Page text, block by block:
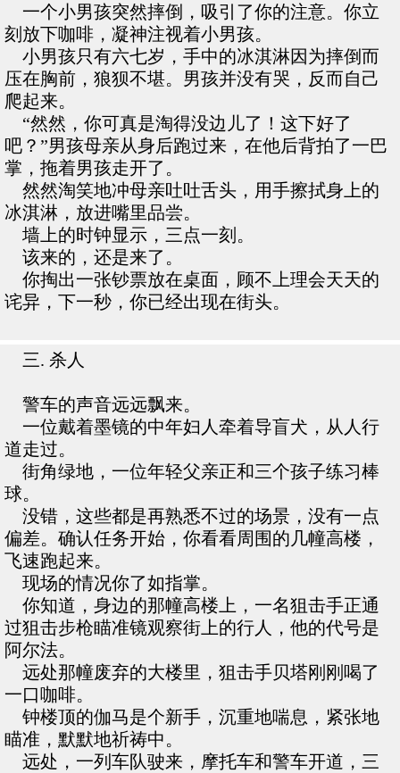
一个小男孩突然摔倒，吸引了你的注意。你立
刻放下咖啡，凝神注视着小男孩。
小男孩只有六七岁，手中的冰淇淋因为摔倒而
压在胸前，狼狈不堪。男孩并没有哭，反而自己
爬起来。
“然然，你可真是淘得没边儿了！这下好了
吧？”男孩母亲从身后跑过来，在他后背拍了一巴
掌，拖着男孩走开了。
然然淘笑地冲母亲吐吐舌头，用手擦拭身上的
冰淇淋，放进嘴里品尝。
墙上的时钟显示，三点一刻。
该来的，还是来了。
你掏出一张钞票放在桌面，顾不上理会天天的
诧异，下一秒，你已经出现在街头。
三. 杀人
警车的声音远远飘来。
一位戴着墨镜的中年妇人牵着导盲犬，从人行
道走过。
街角绿地，一位年轻父亲正和三个孩子练习棒
球。
没错，这些都是再熟悉不过的场景，没有一点
偏差。确认任务开始，你看看周围的几幢高楼，
飞速跑起来。
现场的情况你了如指掌。
你知道，身边的那幢高楼上，一名狙击手正通
过狙击步枪瞄准镜观察街上的行人，他的代号是
阿尔法。
远处那幢废弃的大楼里，狙击手贝塔刚刚喝了
一口咖啡。
钟楼顶的伽马是个新手，沉重地喘息，紧张地
瞄准，默默地祈祷中。
远处，一列车队驶来，摩托车和警车开道，三